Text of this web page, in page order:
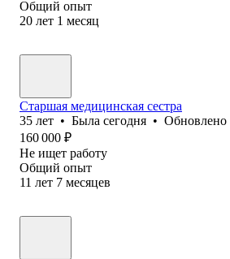
Общий опыт
20 лет 1 месяц
Старшая медицинская сестра
35 лет • Была сегодня • Обновлено
160 000 ₽
Не ищет работу
Общий опыт
11 лет 7 месяцев